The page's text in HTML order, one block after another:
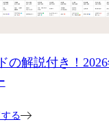
の解説付き！
る